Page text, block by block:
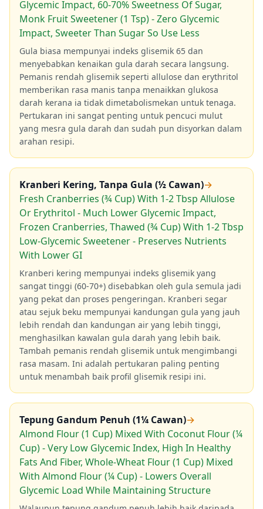
Glycemic Impact, 60-70% Sweetness Of Sugar,
Monk Fruit Sweetener (1 Tsp) - Zero Glycemic
Impact, Sweeter Than Sugar So Use Less
Gula biasa mempunyai indeks glisemik 65 dan
menyebabkan kenaikan gula darah secara langsung.
Pemanis rendah glisemik seperti allulose dan erythritol
memberikan rasa manis tanpa menaikkan glukosa
darah kerana ia tidak dimetabolismekan untuk tenaga.
Pertukaran ini sangat penting untuk pencuci mulut
yang mesra gula darah dan sudah pun disyorkan dalam
arahan resipi.
Kranberi Kering, Tanpa Gula (½ Cawan)→
Fresh Cranberries (¾ Cup) With 1-2 Tbsp Allulose
Or Erythritol - Much Lower Glycemic Impact,
Frozen Cranberries, Thawed (¾ Cup) With 1-2 Tbsp
Low-Glycemic Sweetener - Preserves Nutrients
With Lower GI
Kranberi kering mempunyai indeks glisemik yang
sangat tinggi (60-70+) disebabkan oleh gula semula jadi
yang pekat dan proses pengeringan. Kranberi segar
atau sejuk beku mempunyai kandungan gula yang jauh
lebih rendah dan kandungan air yang lebih tinggi,
menghasilkan kawalan gula darah yang lebih baik.
Tambah pemanis rendah glisemik untuk mengimbangi
rasa masam. Ini adalah pertukaran paling penting
untuk menambah baik profil glisemik resipi ini.
Tepung Gandum Penuh (1¼ Cawan)→
Almond Flour (1 Cup) Mixed With Coconut Flour (¼
Cup) - Very Low Glycemic Index, High In Healthy
Fats And Fiber, Whole-Wheat Flour (1 Cup) Mixed
With Almond Flour (¼ Cup) - Lowers Overall
Glycemic Load While Maintaining Structure